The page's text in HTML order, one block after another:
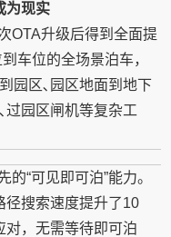
为现实
OTA升级后得到全面提
车位的全场景泊车，
园区､园区地面到地下
过园区闸机等复杂工
“可见即可泊”能力。
径搜索速度提升了10
对，无需等待即可泊